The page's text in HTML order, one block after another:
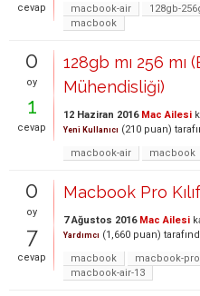
cevap
macbook-air
128gb-
macbook
0
oy
1
cevap
128gb mı 256 mı
Mühendisliği)
12 Haziran 2016 Mac Ailesi
Yeni Kullanıcı (210 puan)
macbook-air
macbook
0
oy
7
cevap
Macbook Pro
7 Ağustos 2016 Mac Ailesi
Yardımcı (1,660 puan)
macbook
macbook-
macbook-air-13